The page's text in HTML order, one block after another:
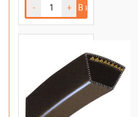
- + В корзину